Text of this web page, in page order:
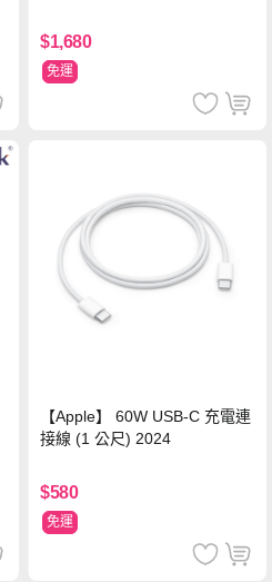
萬國轉接器)
$1,680
免運
【Apple】 60W USB-C 充電連
接線 (1 公尺) 2024
$580
免運